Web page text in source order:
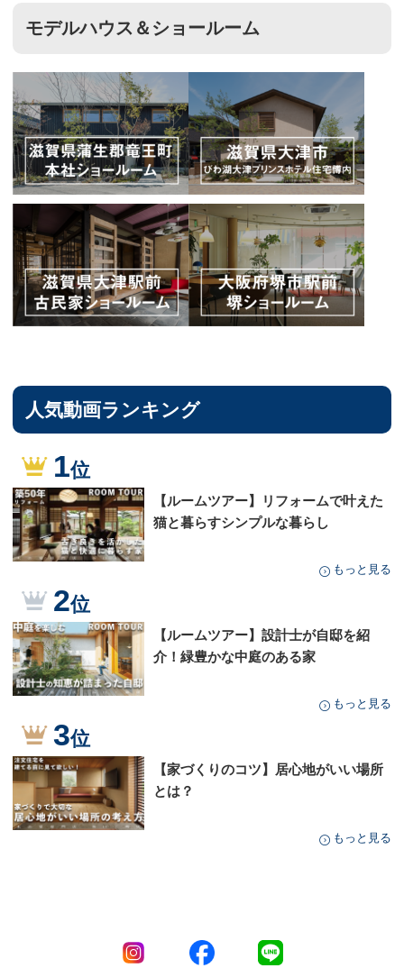
モデルハウス＆ショールーム
人気動画ランキング
1位
【ルームツアー】リフォームで叶えた
猫と暮らすシンプルな暮らし
もっと見る
2位
【ルームツアー】設計士が自邸を紹
介！緑豊かな中庭のある家
もっと見る
3位
【家づくりのコツ】居心地がいい場所
とは？
もっと見る